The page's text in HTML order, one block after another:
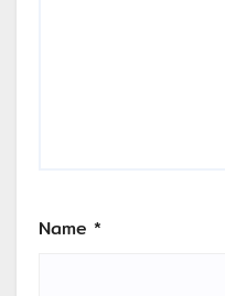
Name *